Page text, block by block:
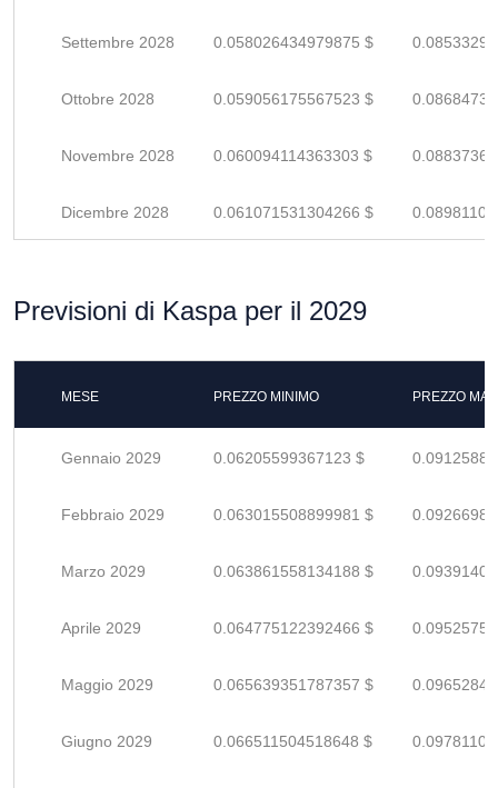
Settembre 2028 0.058026434979875 $
Ottobre 2028 0.059056175567523 $
Novembre 2028 0.060094114363303 $
Dicembre 2028 0.061071531304266 $
Previsioni di Kaspa per il 2029
MESE PREZZO MINIMO PREZZO
Gennaio 2029 0.06205599367123 $
Febbraio 2029 0.063015508899981 $
Marzo 2029 0.063861558134188 $
Aprile 2029 0.064775122392466 $
Maggio 2029 0.065639351787357 $
Giugno 2029 0.066511504518648 $